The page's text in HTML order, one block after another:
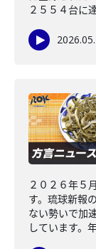
２５５４台に
２０２６年５
す。琉球新報
ない勢いで加
しています。